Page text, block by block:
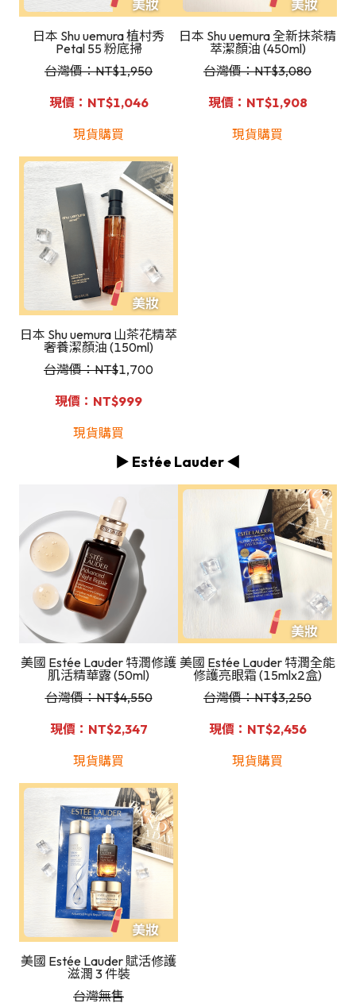
日本 Shu uemura 植村秀
Petal 55 粉底掃
台灣價：NT$1,950
現價：NT$1,046
現貨購買
日本 Shu uemura 全新抹茶精
萃潔顏油 (450ml)
台灣價：NT$3,080
現價：NT$1,908
現貨購買
日本 Shu uemura 山茶花精萃
奢養潔顏油 (150ml)
台灣價：NT$1,700
現價：NT$999
現貨購買
▶️ Estée Lauder ◀️
美國 Estée Lauder 特潤修護
肌活精華露 (50ml)
台灣價：NT$4,550
現價：NT$2,347
現貨購買
美國 Estée Lauder 特潤全能
修護亮眼霜 (15mlx2盒)
台灣價：NT$3,250
現價：NT$2,456
現貨購買
美國 Estée Lauder 賦活修護
滋潤 3 件裝
台灣無售